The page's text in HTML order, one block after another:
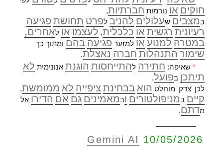
חוקים או נורמות חברתיות,
במצבים שעלולים להניב לפרט תחושת פגיעה
רעיונית רגשית או כלכלית, לעצמו או לאחרים,
במטרה למנוע או למזער פגיעה בהם ומתוך כך
שימור התנהלות חברה נאצלת.
*שאיפה: חתירה להתייחסות הוגנת אנונימית לא
תיתכן בפועל.
לכן 'צדק' מוחלט הוא בבחינת ציפייה לא ממומשת,
קיים במניפולטורים ובמאמינים גם אם הדירו אל
מדתם.
Gemini AI 10/05/2026